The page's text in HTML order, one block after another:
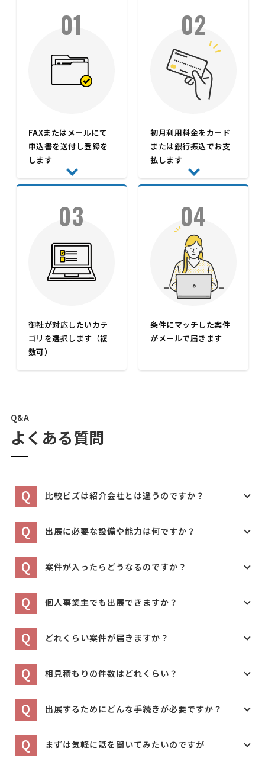
01
FAXまたはメールにて
申込書を送付し登録を
します
02
初月利用料金をカード
または銀行振込でお支
払します
03
御社が対応したいカテ
ゴリを選択します（複
数可）
04
条件にマッチした案件
がメールで届きます
Q&A
よくある質問
Q 比較ビズは紹介会社とは違うのですか？
Q 出展に必要な設備や能力は何ですか？
Q 案件が入ったらどうなるのですか？
Q 個人事業主でも出展できますか？
Q どれくらい案件が届きますか？
Q 相見積もりの件数はどれくらい？
Q 出展するためにどんな手続きが必要ですか？
Q まずは気軽に話を聞いてみたいのですが